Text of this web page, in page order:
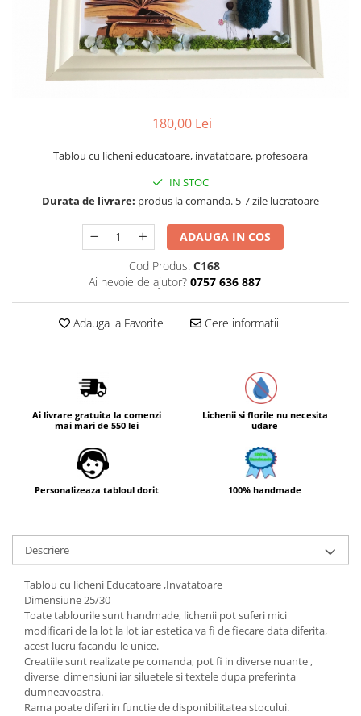
Tablou licheni pentru Barbati
Tablouri 40/30
Tablouri cu licheni pe canvas
180,00 Lei
Tablou cu licheni educatoare, invatatoare, profesoara
IN STOC
Durata de livrare: produs la comanda. 5-7 zile lucratoare
ADAUGA IN COS
Cod Produs: C168
Ai nevoie de ajutor? 0757 636 887
Adauga la Favorite Cere informatii
Ai livrare gratuita la comenzi
mai mari de 550 lei
Lichenii si florile nu necesita
udare
Personalizeaza tabloul dorit 100% handmade
Descriere
Tablou cu licheni Educatoare ,Invatatoare
Dimensiune 25/30
Toate tablourile sunt handmade, lichenii pot suferi mici
modificari de la lot la lot iar estetica va fi de fiecare data diferita,
acest lucru facandu-le unice.
Creatiile sunt realizate pe comanda, pot fi in diverse nuante ,
diverse dimensiuni iar siluetele si textele dupa preferinta
dumneavoastra.
Rama poate diferi in functie de disponibilitatea stocului.